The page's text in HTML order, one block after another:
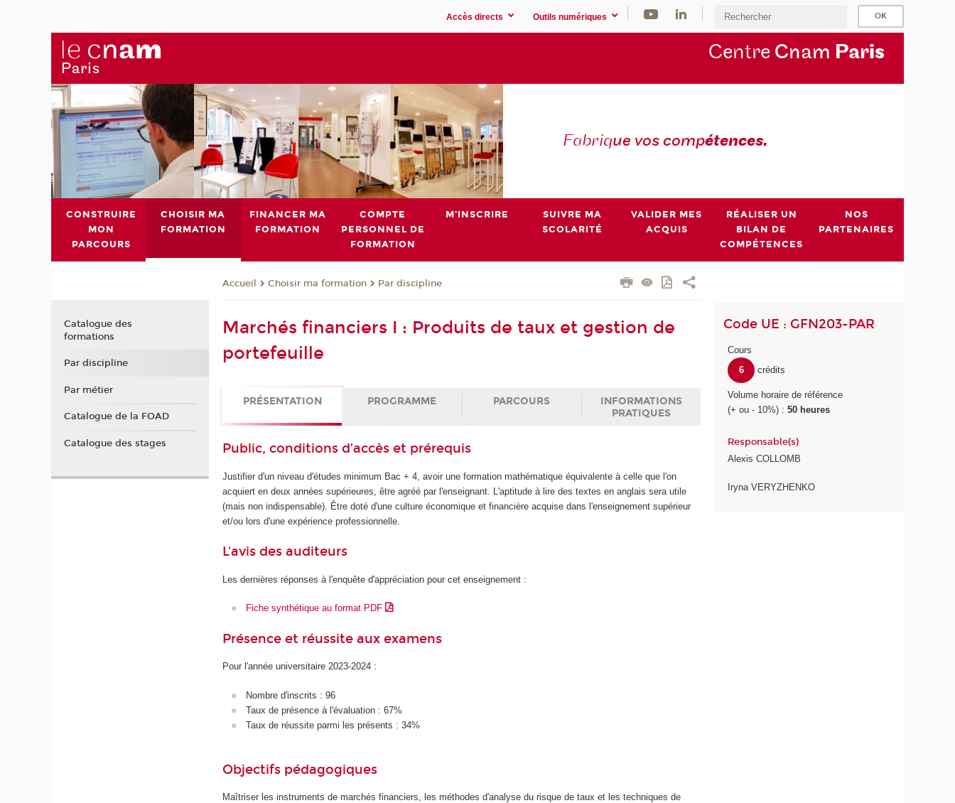
Accès directs Outils numériques
Centre Cnam Paris
Fabrique vos compétences.
CONSTRUIRE
MON
PARCOURS
CHOISIR MA
FORMATION
FINANCER MA
FORMATION
COMPTE
PERSONNEL DE
FORMATION
M'INSCRIRE
SUIVRE MA
SCOLARITÉ
VALIDER MES
ACQUIS
RÉALISER UN
BILAN DE
COMPÉTENCES
NOS
PARTENAIRES
Accueil Choisir ma formation Par discipline
Marchés financiers I : Produits de taux et gestion de
portefeuille
PRÉSENTATION PROGRAMME PARCOURS
INFORMATIONS
PRATIQUES
Public, conditions d’accès et prérequis
Justifier d'un niveau d'études minimum Bac + 4, avoir une formation mathématique équivalente à celle que l'on
acquiert en deux années supérieures, être agréé par l'enseignant. L'aptitude à lire des textes en anglais sera utile
(mais non indispensable). Être doté d'une culture économique et financière acquise dans l'enseignement supérieur
et/ou lors d'une expérience professionnelle.
L'avis des auditeurs
Les dernières réponses à l'enquête d'appréciation pour cet enseignement :
Fiche synthétique au format PDF
Présence et réussite aux examens
Pour l'année universitaire 2023-2024 :
Nombre d'inscrits : 96
Taux de présence à l'évaluation : 67%
Taux de réussite parmi les présents : 34%
Objectifs pédagogiques
Maîtriser les instruments de marchés financiers, les méthodes d'analyse du risque de taux et les techniques de
Code UE : GFN203-PAR
Cours
6
crédits
Volume horaire de référence
(+ ou - 10%) :50 heures
Responsable(s)
Alexis COLLOMB
Iryna VERYZHENKO
Catalogue des
formations
Par discipline
Par métier
Catalogue de la FOAD
Catalogue des stages